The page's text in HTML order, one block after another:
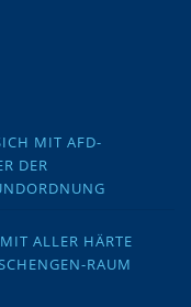
MIT AFD-
DER
ALLER HÄRTE
RAUM